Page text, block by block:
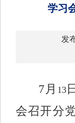
学习
发
7 月 13
会召开分